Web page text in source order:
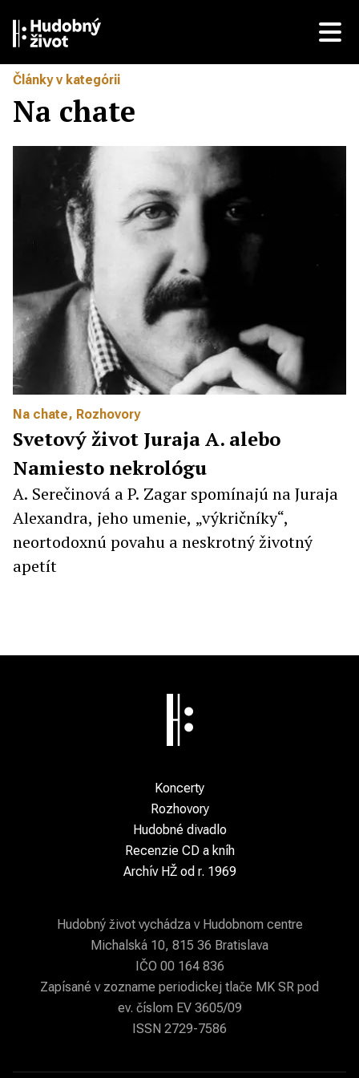
Články v kategórii
Na chate
Na chate, Rozhovory
Svetový život Juraja A. alebo
Namiesto nekrológu
A. Serečinová a P. Zagar spomínajú na Juraja
Alexandra, jeho umenie, „výkričníky“,
neortodoxnú povahu a neskrotný životný
apetít
Koncerty
Rozhovory
Hudobné divadlo
Recenzie CD a kníh
Archív HŽ od r. 1969
Hudobný život vychádza v Hudobnom centre
Michalská 10, 815 36 Bratislava
IČO 00 164 836
Zapísané v zozname periodickej tlače MK SR pod
ev. číslom EV 3605/09
ISSN 2729-7586